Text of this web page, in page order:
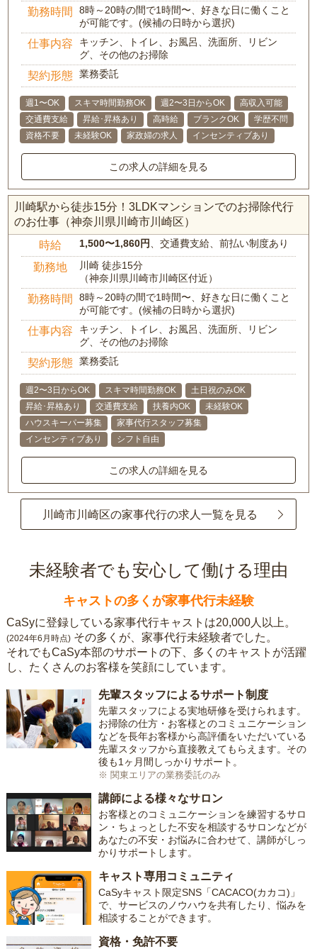
勤務時間
8時～20時の間で1時間〜、好きな日に働くこと
が可能です。(候補の日時から選択)
仕事内容
キッチン、トイレ、お風呂、洗面所、リビン
グ、その他のお掃除
契約形態 業務委託
週1〜OK スキマ時間勤務OK 週2〜3日からOK
高収入可能
交通費支給
昇給･昇格あり 高時給 ブランクOK
学歴不問
資格不要
未経験OK 家政婦の求人 インセンティブあり
この求人の詳細を見る
川崎駅から徒歩15分！3LDKマンションでのお掃除代行
のお仕事（神奈川県川崎市川崎区）
時給 1,500〜1,860円 、交通費支給、前払い制度あり
勤務地
川崎 徒歩15分
（神奈川県川崎市川崎区付近）
勤務時間
8時～20時の間で1時間〜、好きな日に働くこと
が可能です。(候補の日時から選択)
仕事内容
キッチン、トイレ、お風呂、洗面所、リビン
グ、その他のお掃除
契約形態 業務委託
週2〜3日からOK スキマ時間勤務OK
土日祝のみOK
昇給･昇格あり
交通費支給 扶養内OK
未経験OK
ハウスキーパー募集
家事代行スタッフ募集
インセンティブあり
シフト自由
この求人の詳細を見る
川崎市川崎区の家事代行の求人一覧を見る
未経験者でも安心して働ける理由
キャストの多くが家事代行未経験
CaSyに登録している家事代行キャストは20,000人以上。
(2024年6月時点) その多くが、家事代行未経験者でした。
それでもCaSy本部のサポートの下、多くのキャストが活躍
し、たくさんのお客様を笑顔にしています。
先輩スタッフによるサポート制度
先輩スタッフによる実地研修を受けられます。
お掃除の仕方・お客様とのコミュニケーション
などを長年お客様から高評価をいただいている
先輩スタッフから直接教えてもらえます。その
後も1ヶ月間しっかりサポート。
※ 関東エリアの業務委託のみ
講師による様々なサロン
お客様とのコミュニケーションを練習するサロ
ン・ちょっとした不安を相談するサロンなどが
あなたの不安・お悩みに合わせて、講師がしっ
かりサポートします。
キャスト専用コミュニティ
CaSyキャスト限定SNS「CACACO(カカコ)」
で、サービスのノウハウを共有したり、悩みを
相談することができます。
資格・免許不要